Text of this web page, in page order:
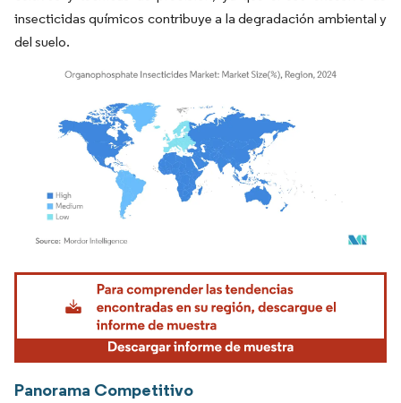
insecticidas químicos contribuye a la degradación ambiental y
del suelo.
Imagen © Mordor Intelligence. El uso requiere atribución según CC BY 4.0.
Panorama Competitivo